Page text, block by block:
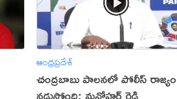
ఆంధ్రప్రదేశ్
చంద్రబాబు పాలనలో పోలీస్ రాజ్యం